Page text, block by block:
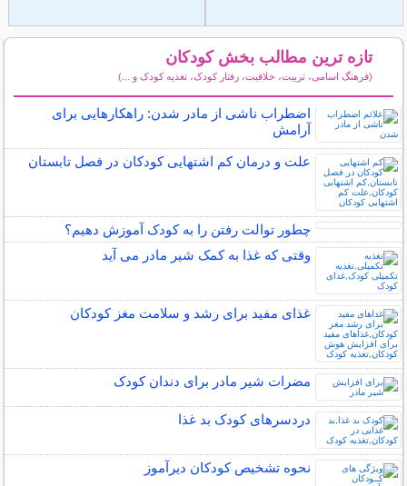
تازه ترین مطالب بخش کودکان
(فرهنگ اسامی، تربیت، خلاقیت، رفتار کودک، تغذیه کودک و ...)
اضطراب ناشی از مادر شدن: راهکارهایی برای
آرامش
علت و درمان کم اشتهایی کودکان در فصل تابستان
چطور توالت رفتن را به کودک آموزش دهیم؟
وقتی که غذا به کمک شیر مادر می آید
غذای مفید برای رشد و سلامت مغز کودکان
مضرات شیر مادر برای دندان کودک
دردسرهای کودک بد غذا
نحوه تشخیص کودکان دیرآموز